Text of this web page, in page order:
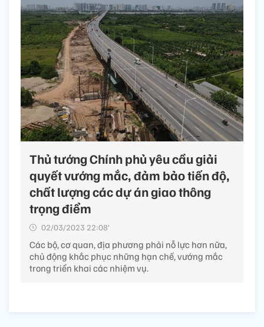
Thủ tướng Chính phủ yêu cầu giải
quyết vướng mắc, đảm bảo tiến độ,
chất lượng các dự án giao thông
trọng điểm
02/03/2023 22:08’
Các bộ, cơ quan, địa phương phải nỗ lực hơn nữa,
chủ động khắc phục những hạn chế, vướng mắc
trong triển khai các nhiệm vụ.